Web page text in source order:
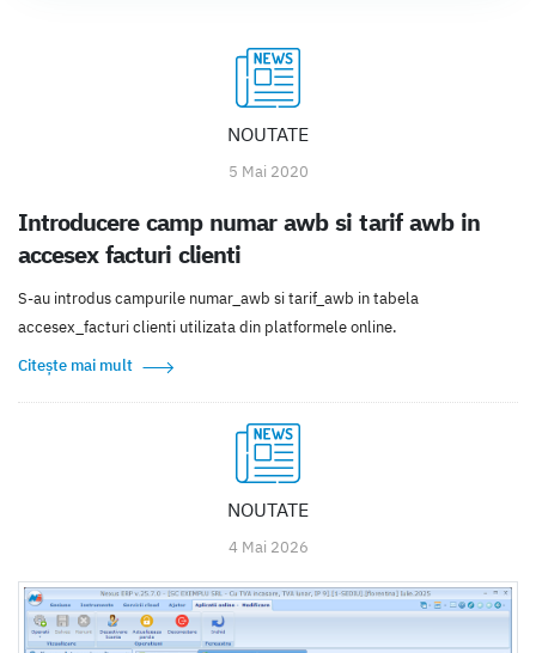
NOUTATE
5 Mai 2020
Introducere camp numar awb si tarif awb in
accesex facturi clienti
S-au introdus campurile numar_awb si tarif_awb in tabela
accesex_facturi clienti utilizata din platformele online.
Citește mai mult
NOUTATE
4 Mai 2026